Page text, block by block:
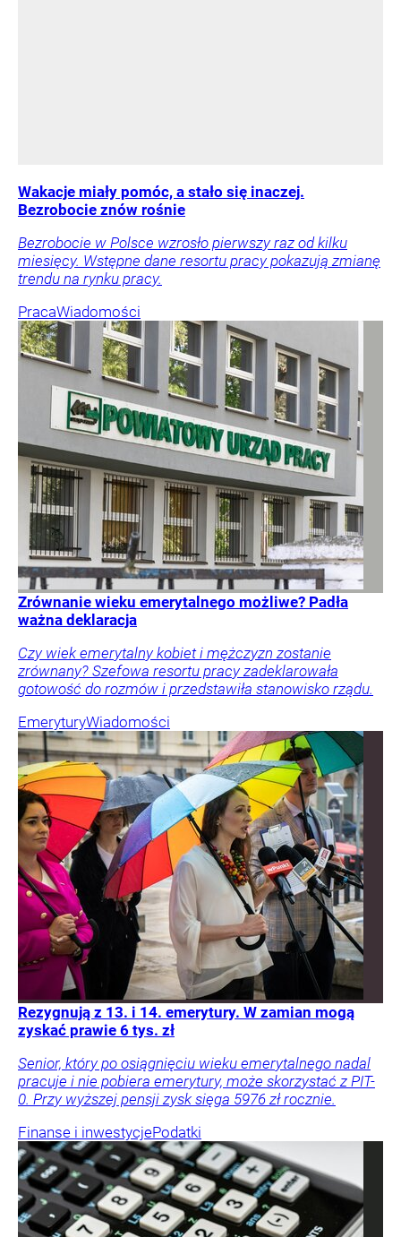
Wakacje miały pomóc, a stało się inaczej.
Bezrobocie znów rośnie
Bezrobocie w Polsce wzrosło pierwszy raz od kilku
miesięcy. Wstępne dane resortu pracy pokazują zmianę
trendu na rynku pracy.
PracaWiadomości
Zrównanie wieku emerytalnego możliwe? Padła
ważna deklaracja
Czy wiek emerytalny kobiet i mężczyzn zostanie
zrównany? Szefowa resortu pracy zadeklarowała
gotowość do rozmów i przedstawiła stanowisko rządu.
EmeryturyWiadomości
Rezygnują z 13. i 14. emerytury. W zamian mogą
zyskać prawie 6 tys. zł
Senior, który po osiągnięciu wieku emerytalnego nadal
pracuje i nie pobiera emerytury, może skorzystać z PIT-
0. Przy wyższej pensji zysk sięga 5976 zł rocznie.
Finanse i inwestycjePodatki